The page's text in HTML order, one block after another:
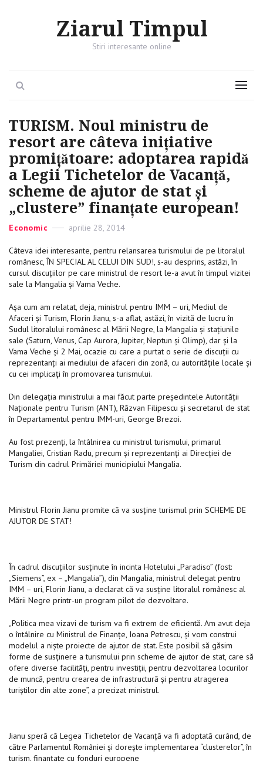
Ziarul Timpul
Stiri interesante online
Menu
TURISM. Noul ministru de
resort are câteva iniţiative
promiţătoare: adoptarea rapidă
a Legii Tichetelor de Vacanţă,
scheme de ajutor de stat şi
„clustere” finanţate european!
Categories
Economic
Posted
aprilie 28, 2014
Câteva idei interesante, pentru relansarea turismului de pe litoralul
românesc, ÎN SPECIAL AL CELUI DIN SUD!, s-au desprins, astăzi, în
cursul discuţiilor pe care ministrul de resort le-a avut în timpul vizitei
sale la Mangalia şi Vama Veche.
Aşa cum am relatat, deja, ministrul pentru IMM – uri, Mediul de
Afaceri şi Turism, Florin Jianu, s-a aflat, astăzi, în vizită de lucru în
Sudul litoralului românesc al Mării Negre, la Mangalia şi staţiunile
sale (Saturn, Venus, Cap Aurora, Jupiter, Neptun şi Olimp), dar şi la
Vama Veche şi 2 Mai, ocazie cu care a purtat o serie de discuţii cu
reprezentanţi ai mediului de afaceri din zonă, cu autorităţile locale şi
cu cei implicaţi în promovarea turismului.
Din delegaţia ministrului a mai făcut parte preşedintele Autorităţii
Naţionale pentru Turism (ANT), Răzvan Filipescu şi secretarul de stat
în Departamentul pentru IMM-uri, George Brezoi.
Au fost prezenţi, la întâlnirea cu ministrul turismului, primarul
Mangaliei, Cristian Radu, precum şi reprezentanţi ai Direcţiei de
Turism din cadrul Primăriei municipiului Mangalia.
Ministrul Florin Jianu promite că va susţine turismul prin SCHEME DE
AJUTOR DE STAT!
În cadrul discuţiilor susţinute în incinta Hotelului „Paradiso” (fost:
„Siemens”, ex – „Mangalia”), din Mangalia, ministrul delegat pentru
IMM – uri, Florin Jianu, a declarat că va susţine litoralul românesc al
Mării Negre printr-un program pilot de dezvoltare.
„Politica mea vizavi de turism va fi extrem de eficientă. Am avut deja
o întâlnire cu Ministrul de Finanţe, Ioana Petrescu, şi vom construi
modelul a nişte proiecte de ajutor de stat. Este posibil să găsim
forme de susţinere a turismului prin scheme de ajutor de stat, care să
ofere diverse facilităţi, pentru investiţii, pentru dezvoltarea locurilor
de muncă, pentru crearea de infrastructură şi pentru atragerea
turiştilor din alte zone”, a precizat ministrul.
Jianu speră că Legea Tichetelor de Vacanţă va fi adoptată curând, de
către Parlamentul României şi doreşte implementarea “clusterelor”, în
turism, finanţate cu fonduri europene